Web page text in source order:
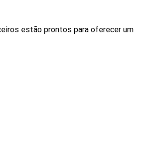
estão prontos para oferecer um